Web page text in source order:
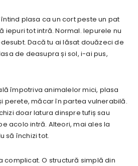
plasa ca un cort peste un pat
iepuri tot intră. Normal. Iepurele nu
Dacă tu ai lăsat douăzeci de
de deasupra și sol, i-ai pus,
împotriva animalelor mici, plasa
perete, măcar în partea vulnerabilă.
doar latura dinspre tufiș sau
acolo intră. Alteori, mai ales la
să închizi tot.
complicat. O structură simplă din